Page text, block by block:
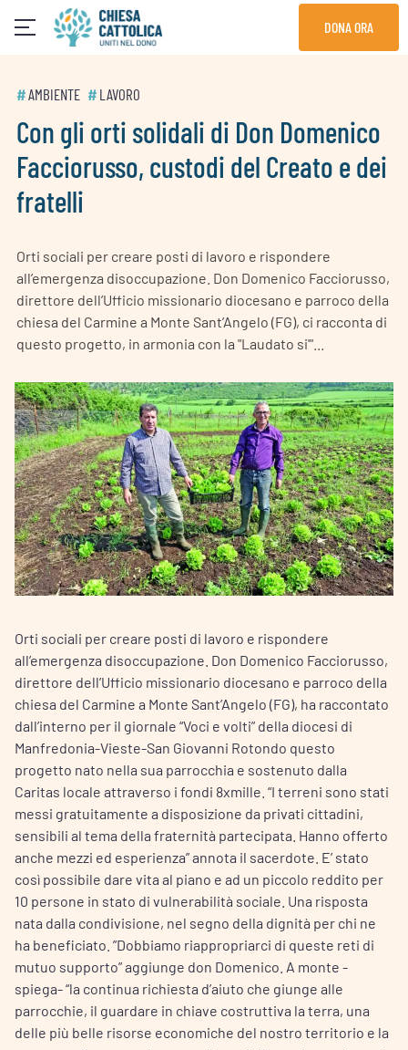
DONA ORA
#AMBIENTE # LAVORO
Con gli orti solidali di Don Domenico
Facciorusso, custodi del Creato e dei
fratelli
Orti sociali per creare posti di lavoro e rispondere
all’emergenza disoccupazione. Don Domenico Facciorusso,
direttore dell’Ufficio missionario diocesano e parroco della
chiesa del Carmine a Monte Sant’Angelo (FG), ci racconta di
questo progetto, in armonia con la "Laudato si'"...
Orti sociali per creare posti di lavoro e rispondere
all’emergenza disoccupazione. Don Domenico Facciorusso,
direttore dell’Ufficio missionario diocesano e parroco della
chiesa del Carmine a Monte Sant’Angelo (FG), ha raccontato
dall’interno per il giornale “Voci e volti” della diocesi di
Manfredonia-Vieste-San Giovanni Rotondo questo
progetto nato nella sua parrocchia e sostenuto dalla
Caritas locale attraverso i fondi 8xmille. “I terreni sono stati
messi gratuitamente a disposizione da privati cittadini,
sensibili al tema della fraternità partecipata. Hanno offerto
anche mezzi ed esperienza” annota il sacerdote. E’ stato
così possibile dare vita al piano e ad un piccolo reddito per
10 persone in stato di vulnerabilità sociale. Una risposta
nata dalla condivisione, nel segno della dignità per chi ne
ha beneficiato. ”Dobbiamo riappropriarci di queste reti di
mutuo supporto” aggiunge don Domenico. A monte -
spiega- “la continua richiesta d’aiuto che giunge alle
parrocchie, il guardare in chiave costruttiva la terra, una
delle più belle risorse economiche del nostro territorio e la